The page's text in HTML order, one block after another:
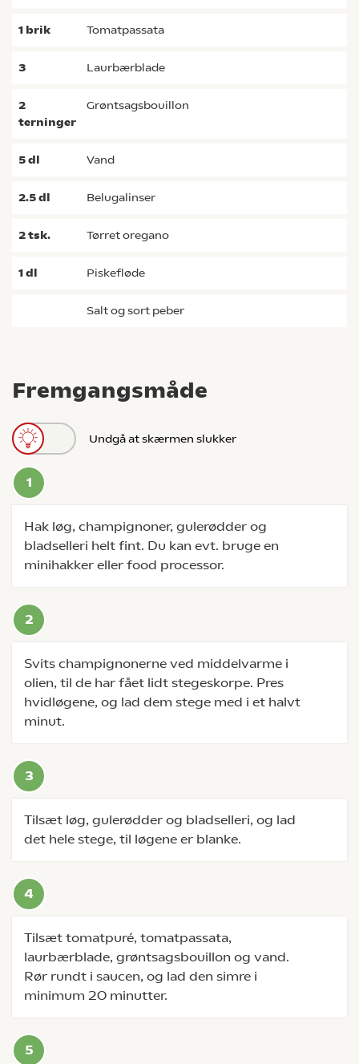
Fremgangsmåde
Undgå at skærmen slukker
Hak løg, champignoner, gulerødder og
bladselleri helt fint. Du kan evt. bruge en
minihakker eller food processor.
Svits champignonerne ved middelvarme i
olien, til de har fået lidt stegeskorpe. Pres
hvidløgene, og lad dem stege med i et halvt
minut.
Tilsæt løg, gulerødder og bladselleri, og lad
det hele stege, til løgene er blanke.
Tilsæt tomatpuré, tomatpassata,
laurbærblade, grøntsagsbouillon og vand.
Rør rundt i saucen, og lad den simre i
minimum 20 minutter.
1 brik tomatpassata
3 laurbærblade
2
terninger
grøntsagsbouillon
5dl vand
2.5dl belugalinser
2tsk. tørret oregano
1dl piskefløde
salt og sort peber